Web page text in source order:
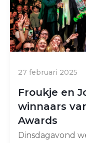
27 februari 2025
Froukje en
winnaars
Awards
Dinsdagavond